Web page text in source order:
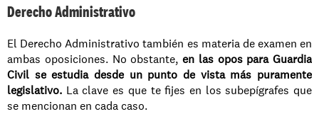
Derecho Administrativo
El Derecho Administrativo también es materia de examen en
ambas oposiciones. No obstante, en las opos para Guardia
Civil se estudia desde un punto de vista más puramente
legislativo. La clave es que te fijes en los subepígrafes que
se mencionan en cada caso.